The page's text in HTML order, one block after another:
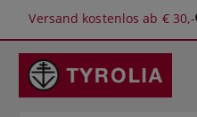
Versand kostenlos ab € 30,-